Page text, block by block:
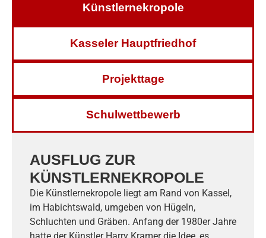
Künstlernekropole
Kasseler Hauptfriedhof
Projekttage
Schulwettbewerb
AUSFLUG ZUR
KÜNSTLERNEKROPOLE
Die Künstlernekropole liegt am Rand von Kassel,
im Habichtswald, umgeben von Hügeln,
Schluchten und Gräben. Anfang der 1980er Jahre